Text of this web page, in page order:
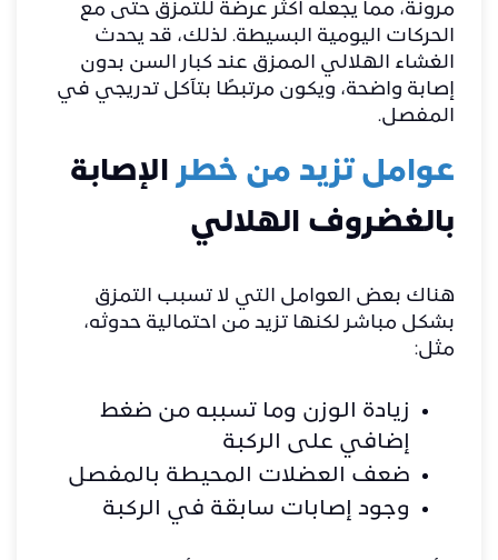
مرونة، مما يجعله أكثر عرضة للتمزق حتى مع
الحركات اليومية البسيطة. لذلك، قد يحدث
الغشاء الهلالي الممزق عند كبار السن بدون
إصابة واضحة، ويكون مرتبطًا بتآكل تدريجي في
المفصل.
عوامل تزيد من خطر الإصابة
بالغضروف الهلالي
هناك بعض العوامل التي لا تسبب التمزق
بشكل مباشر لكنها تزيد من احتمالية حدوثه،
مثل:
زيادة الوزن وما تسببه من ضغط
إضافي على الركبة
ضعف العضلات المحيطة بالمفصل
وجود إصابات سابقة في الركبة